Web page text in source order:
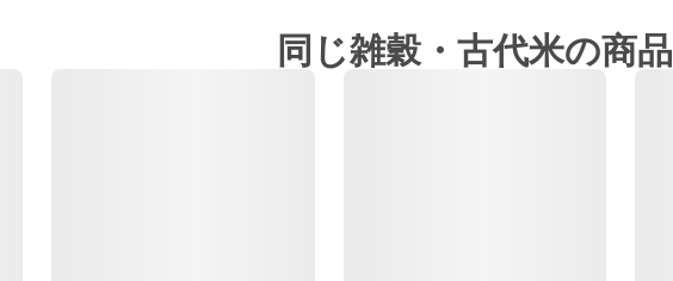
同じ雑穀・古代米の商品